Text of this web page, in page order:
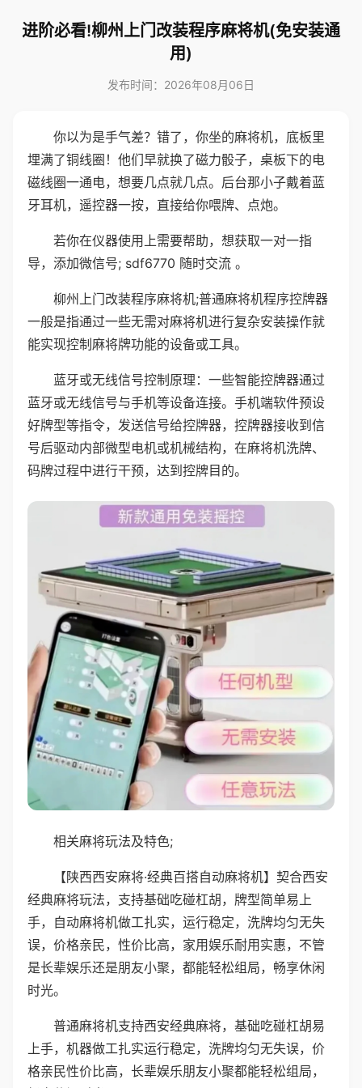
进阶必看!柳州上门改装程序麻将机(免安装通
用)
发布时间：2026年08月06日
你以为是手气差？错了，你坐的麻将机，底板里
埋满了铜线圈！他们早就换了磁力骰子，桌板下的电
磁线圈一通电，想要几点就几点。后台那小子戴着蓝
牙耳机，遥控器一按，直接给你喂牌、点炮。
若你在仪器使用上需要帮助，想获取一对一指
导，添加微信号; sdf6770 随时交流 。
柳州上门改装程序麻将机;普通麻将机程序控牌器
一般是指通过一些无需对麻将机进行复杂安装操作就
能实现控制麻将牌功能的设备或工具。
蓝牙或无线信号控制原理：一些智能控牌器通过
蓝牙或无线信号与手机等设备连接。手机端软件预设
好牌型等指令，发送信号给控牌器，控牌器接收到信
号后驱动内部微型电机或机械结构，在麻将机洗牌、
码牌过程中进行干预，达到控牌目的。
相关麻将玩法及特色;
【陕西西安麻将·经典百搭自动麻将机】契合西安
经典麻将玩法，支持基础吃碰杠胡，牌型简单易上
手，自动麻将机做工扎实，运行稳定，洗牌均匀无失
误，价格亲民，性价比高，家用娱乐耐用实惠，不管
是长辈娱乐还是朋友小聚，都能轻松组局，畅享休闲
时光。
普通麻将机支持西安经典麻将，基础吃碰杠胡易
上手，机器做工扎实运行稳定，洗牌均匀无失误，价
格亲民性价比高，长辈娱乐朋友小聚都能轻松组局，